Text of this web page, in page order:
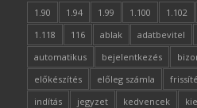
1.90 1.94 1.99 1.100 1.102
1.118
116 ablak adatbevitel
automatikus
bejelentkezés
előkészítés
előleg számla
indítás
jegyzet kedvencek